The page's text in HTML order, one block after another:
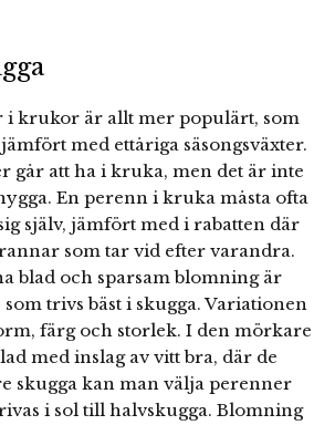
i krukor är allt mer populärt, som
med ettåriga säsongsväxter.
går att ha i kruka, men det är inte
En perenn i kruka måsta ofta
själv, jämfört med i rabatten där
som tar vid efter varandra.
blad och sparsam blomning är
trivs bäst i skugga. Variationen
färg och storlek. I den mörkare
med inslag av vitt bra, där de
skugga kan man välja perenner
i sol till halvskugga. Blomning